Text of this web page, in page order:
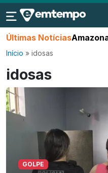
Últimas Notícias
Início » idosas
idosas
GOLPE